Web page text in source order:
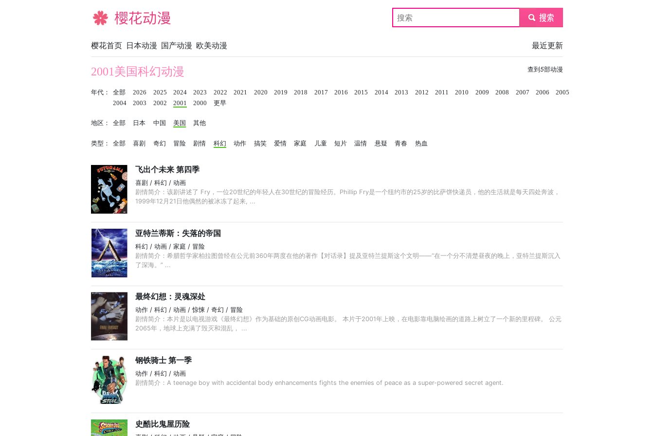
樱花动漫 submit
樱花首页 日本动漫 国产动漫 欧美动漫 最近更新
查到 5部动漫
2001美国科幻动漫
年代： 全部 2026 2025 2024 2023 2022 2021 2020 2019 2018 2017 2016 2015 2014 2013 2012 2011 2010 2009 2008 2007 2006
2005
2004
2003 2002 2001 2000 更早
地区： 全部 日本 中国 美国 其他
类型： 全部 喜剧 奇幻 冒险 剧情 科幻 动作 搞笑 爱情 家庭 儿童 短片 温情 悬疑 青春 热血
飞出个未来 第四季
喜剧 / 科幻 / 动画
剧情简介：该剧讲述了 Fry，一位20世纪的年轻人在30世纪的冒险经历。Phillip Fry是一个纽约市的25岁的比萨饼快递员，他的生活就是每天四处奔波，
1999年12月21日他偶然的被冰冻了起来, ...
亚特兰蒂斯：失落的帝国
科幻 / 动画 / 家庭 / 冒险
剧情简介：希腊哲学家柏拉图曾经在公元前360年两度在他的著作【对话录】提及亚特兰提斯这个文明——“在一个分不清楚昼夜的晚上，亚特兰提斯沉入
了深海。” ...
最终幻想：灵魂深处
动作 / 科幻 / 动画 / 惊悚 / 奇幻 / 冒险
剧情简介：本片是以电视游戏《最终幻想》作为基础的原创CG动画电影。 本片于2001年上映，在电影靠电脑绘画的道路上树立了一个新的里程碑。 公元
2065年，地球上充满了毁灭和混乱， ...
钢铁骑士 第一季
动作 / 科幻 / 动画
剧情简介：A teenage boy with accidental body enhancements fights the enemies of peace as a super-powered secret agent.
史酷比鬼屋历险